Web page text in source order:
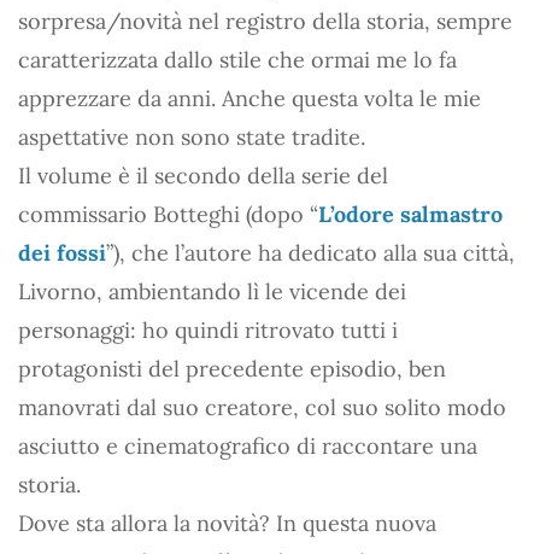
sorpresa/novità nel registro della storia, sempre
caratterizzata dallo stile che ormai me lo fa
apprezzare da anni. Anche questa volta le mie
aspettative non sono state tradite.
Il volume è il secondo della serie del
commissario Botteghi (dopo “L’odore salmastro
dei fossi”), che l’autore ha dedicato alla sua città,
Livorno, ambientando lì le vicende dei
personaggi: ho quindi ritrovato tutti i
protagonisti del precedente episodio, ben
manovrati dal suo creatore, col suo solito modo
asciutto e cinematografico di raccontare una
storia.
Dove sta allora la novità? In questa nuova